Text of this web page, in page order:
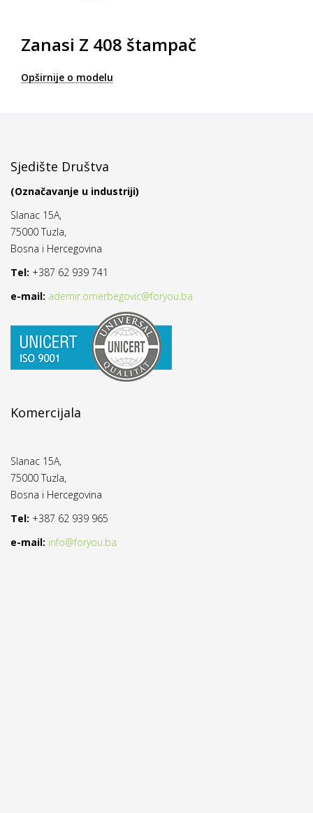
Zanasi Z 408 štampač
Opširnije o modelu
Sjedište Društva
(Označavanje u industriji)
Slanac 15A,
75000 Tuzla,
Bosna i Hercegovina
Tel: +387 62 939 741
e-mail: ademir.omerbegovic@foryou.ba
Komercijala
Slanac 15A,
75000 Tuzla,
Bosna i Hercegovina
Tel: +387 62 939 965
e-mail: info@foryou.ba